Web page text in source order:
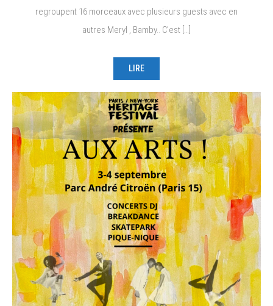
regroupent 16 morceaux avec plusieurs guests avec en
autres Meryl , Bamby.. C’est […]
LIRE